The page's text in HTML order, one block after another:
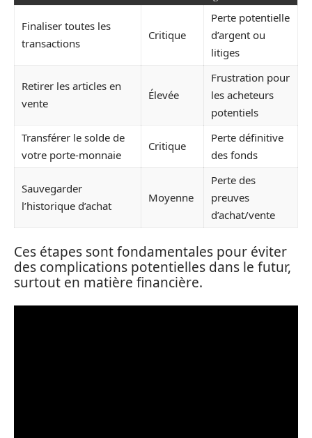
Finaliser toutes les
transactions
Critique
Perte potentielle
d’argent ou
litiges
Retirer les articles en
vente
Élevée
Frustration pour
les acheteurs
potentiels
Transférer le solde de
votre porte-monnaie
Critique
Perte définitive
des fonds
Sauvegarder
l’historique d’achat
Moyenne
Perte des
preuves
d’achat/vente
Ces étapes sont fondamentales pour éviter
des complications potentielles dans le futur,
surtout en matière financière.